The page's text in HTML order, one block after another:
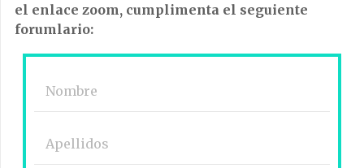
el enlace zoom, cumplimenta el seguiente
forumlario: